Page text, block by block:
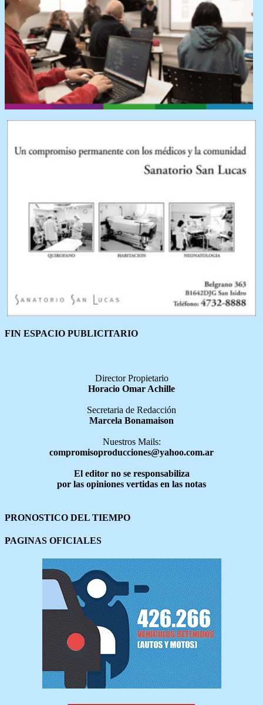
FIN ESPACIO PUBLICITARIO
Director Propietario
Horacio Omar Achille
Secretaria de Redacción
Marcela Bonamaison
Nuestros Mails:
compromisoproducciones@yahoo.com.ar
El editor no se responsabiliza
por las opiniones vertidas en las notas
PRONOSTICO DEL TIEMPO
PAGINAS OFICIALES